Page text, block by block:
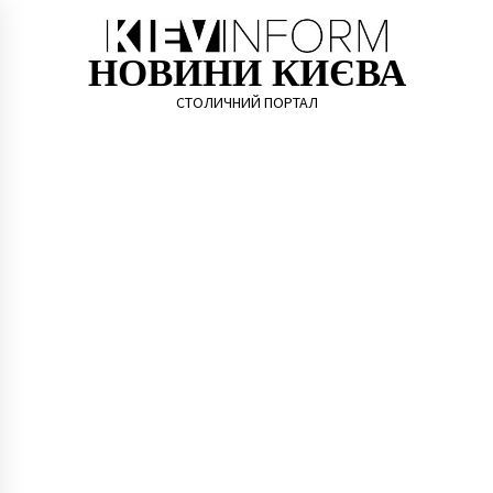
НОВИНИ КИЄВА
СТОЛИЧНИЙ ПОРТАЛ